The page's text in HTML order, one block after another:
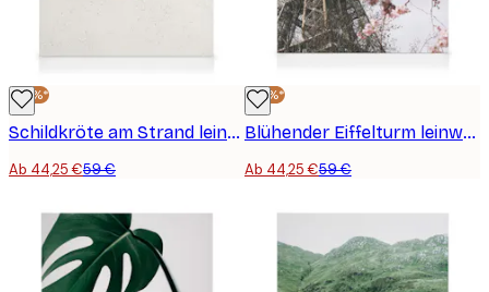
-25%*
Schildkröte am Strand leinwand
Ab 44,25 €59 €
-25%*
Blühender Eiffelturm leinwand
Ab 44,25 €59 €